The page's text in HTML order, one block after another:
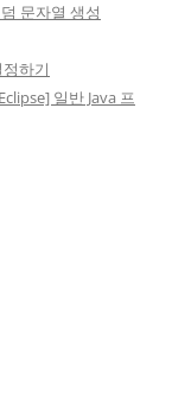
문자열 생성
하기
일반 Java 프